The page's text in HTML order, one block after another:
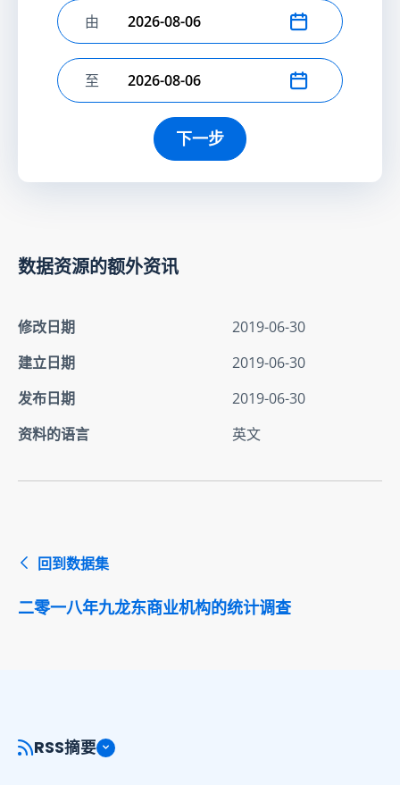
选择开始日期
由
选择结束日期
至
下一步
数据资源的额外资讯
修改日期
2019-06-30
建立日期
2019-06-30
发布日期
2019-06-30
资料的语言
英文
回到数据集
二零一八年九龙东商业机构的统计调查
RSS摘要